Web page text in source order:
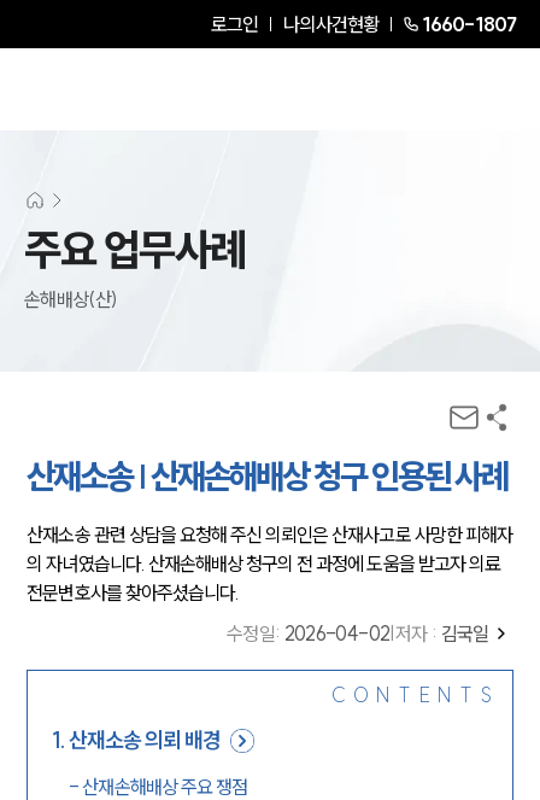
로그인 나의사건현황 1660-1807
주요 업무사례
손해배상(산)
산재소송 | 산재손해배상 청구 인용된 사례
산재소송 관련 상담을 요청해 주신 의뢰인은 산재사고로 사망한 피해자
의 자녀였습니다. 산재손해배상 청구의 전 과정에 도움을 받고자 의료
전문변호사를 찾아주셨습니다.
수정일: 2026-04-02 저자 : 김국일
CONTENTS
1.산재소송 의뢰 배경
-산재손해배상 주요 쟁점